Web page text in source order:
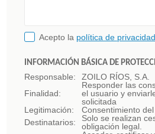
Acepto la política de privacidad
INFORMACIÓN BÁSICA DE
Responsable:
ZOILO RÍOS, S.A.
Finalidad:
Responder las
el usuario y
solicitada
Legitimación:
Consentimiento
Destinatarios:
Solo se realizan
obligación legal.